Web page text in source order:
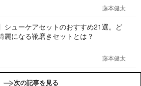
藤本健太
シューケアセットのおすすめ21選。ど
麗になる靴磨きセットとは？
藤本健太
次の記事を見る